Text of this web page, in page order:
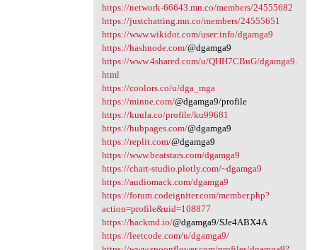
https://network-66643.mn.co/members/24555682
https://justchatting.mn.co/members/24555651
https://www.wikidot.com/user:info/dgamga9
https://hashnode.com/@dgamga9
https://www.4shared.com/u/QHH7CBuG/dgamga9.
html
https://coolors.co/u/dga_mga
https://minne.com/@dgamga9/profile
https://kuula.co/profile/ku99681
https://hubpages.com/@dgamga9
https://replit.com/@dgamga9
https://www.beatstars.com/dgamga9
https://chart-studio.plotly.com/~dgamga9
https://audiomack.com/dgamga9
https://forum.codeigniter.com/member.php?
action=profile&uid=108877
https://hackmd.io/@dgamga9/SJe4ABX4A
https://leetcode.com/u/dgamga9/